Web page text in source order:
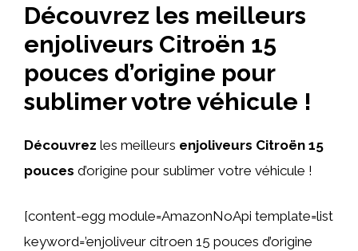
Découvrez les meilleurs
enjoliveurs Citroën 15
pouces d’origine pour
sublimer votre véhicule !
Découvrez les meilleurs enjoliveurs Citroën 15
pouces d’origine pour sublimer votre véhicule !
[content-egg module=AmazonNoApi template=list
keyword=’enjoliveur citroen 15 pouces d’origine